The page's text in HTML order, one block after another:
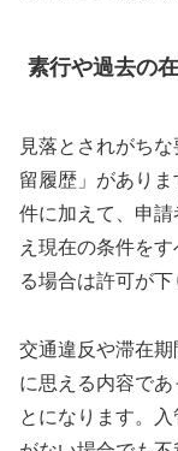
素行や過去の
見落とされがち
留履歴」があり
件に加えて、申
え現在の条件を
る場合は許可が下
交通違反や滞在
に思える内容で
とになります。